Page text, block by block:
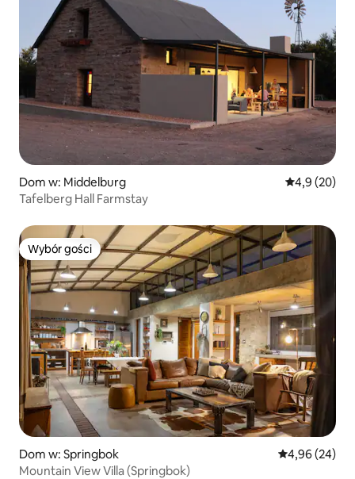
Dom w: Middelburg Średnia
4,9 (20)
Tafelberg Hall Farmstay
Wybór gości
Wybór gości
Dom w: Springbok Średnia
4,96 (24)
Mountain View Villa (Springbok)